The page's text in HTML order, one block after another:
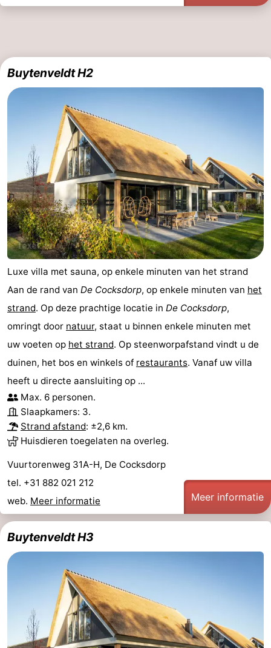
Buytenveldt H2
Luxe villa met sauna, op enkele minuten van het strand
Aan de rand van De Cocksdorp, op enkele minuten van het
strand. Op deze prachtige locatie in De Cocksdorp,
omringt door natuur, staat u binnen enkele minuten met
uw voeten op het strand. Op steenworpafstand vindt u de
duinen, het bos en winkels of restaurants. Vanaf uw villa
heeft u directe aansluiting op ...
Max. 6 personen.
Slaapkamers: 3.
Strand afstand: ±2,6 km.
Huisdieren toegelaten na overleg.
Vuurtorenweg 31A-H, De Cocksdorp
tel. +31 882 021 212
web. Meer informatie Meer informatie
Buytenveldt H3